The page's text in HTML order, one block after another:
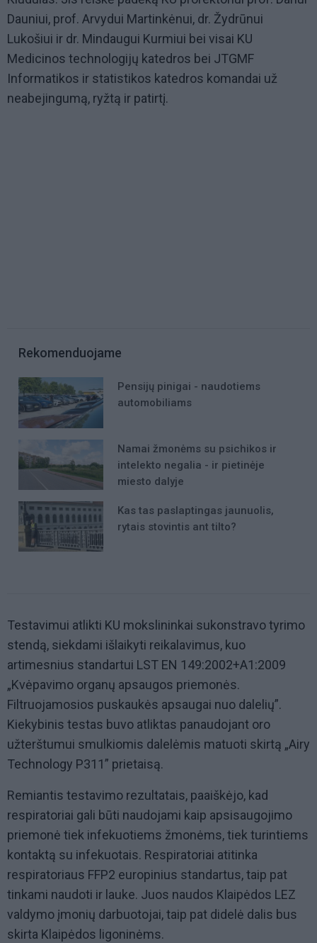
Dauniui, prof. Arvydui Martinkėnui, dr. Žydrūnui
Lukošiui ir dr. Mindaugui Kurmiui bei visai KU
Medicinos technologijų katedros bei JTGMF
Informatikos ir statistikos katedros komandai už
neabejingumą, ryžtą ir patirtį.
Rekomenduojame
Pensijų pinigai - naudotiems
automobiliams
Namai žmonėms su psichikos ir
intelekto negalia - ir pietinėje
miesto dalyje
Kas tas paslaptingas jaunuolis,
rytais stovintis ant tilto?
Testavimui atlikti KU mokslininkai sukonstravo tyrimo
stendą, siekdami išlaikyti reikalavimus, kuo
artimesnius standartui LST EN 149:2002+A1:2009
„Kvėpavimo organų apsaugos priemonės.
Filtruojamosios puskaukės apsaugai nuo dalelių”.
Kiekybinis testas buvo atliktas panaudojant oro
užterštumui smulkiomis dalelėmis matuoti skirtą „Airy
Technology P311” prietaisą.
Remiantis testavimo rezultatais, paaiškėjo, kad
respiratoriai gali būti naudojami kaip apsisaugojimo
priemonė tiek infekuotiems žmonėms, tiek turintiems
kontaktą su infekuotais. Respiratoriai atitinka
respiratoriaus FFP2 europinius standartus, taip pat
tinkami naudoti ir lauke. Juos naudos Klaipėdos LEZ
valdymo įmonių darbuotojai, taip pat didelė dalis bus
skirta Klaipėdos ligoninėms.